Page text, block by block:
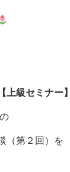
上級セミナー】
（第２回）を